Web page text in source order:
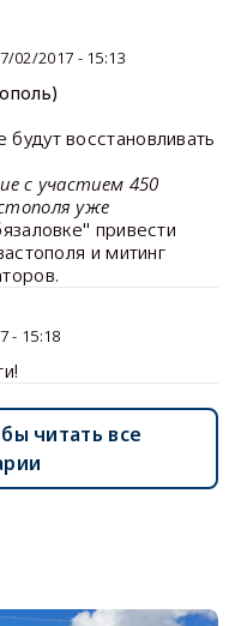
02/2017 - 15:13
восстановливать
с участием 450
уже
привести
и митинг
- 15:18
читать все